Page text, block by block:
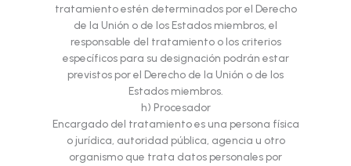
tratamiento estén determinados por el Derecho
de la Unión o de los Estados miembros, el
responsable del tratamiento o los criterios
específicos para su designación podrán estar
previstos por el Derecho de la Unión o de los
Estados miembros.
h) Procesador
Encargado del tratamiento es una persona física
o jurídica, autoridad pública, agencia u otro
organismo que trata datos personales por